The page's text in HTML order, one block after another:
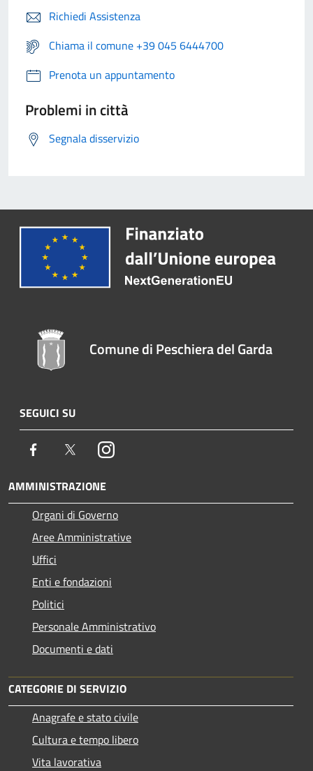
Richiedi Assistenza
Chiama il comune +39 045 6444700
Prenota un appuntamento
Problemi in città
Segnala disservizio
Comune di Peschiera del Garda
SEGUICI SU
Facebook TwitterInstagram
AMMINISTRAZIONE
Organi di Governo
Aree Amministrative
Uffici
Enti e fondazioni
Politici
Personale Amministrativo
Documenti e dati
CATEGORIE DI SERVIZIO
Anagrafe e stato civile
Cultura e tempo libero
Vita lavorativa